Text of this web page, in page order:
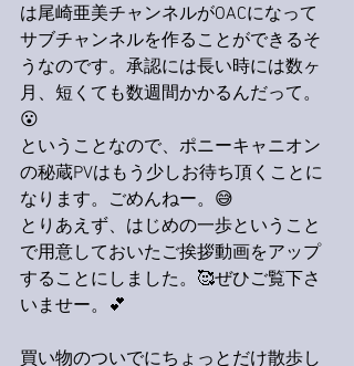
は尾崎亜美チャンネルがOACになって
サブチャンネルを作ることができるそ
うなのです。承認には長い時には数ヶ
月、短くても数週間かかるんだって。
😮
ということなので、ポニーキャニオン
の秘蔵PVはもう少しお待ち頂くことに
なります。ごめんねー。😅
とりあえず、はじめの一歩ということ
で用意しておいたご挨拶動画をアップ
することにしました。🥰ぜひご覧下さ
いませー。💕
買い物のついでにちょっとだけ散歩し